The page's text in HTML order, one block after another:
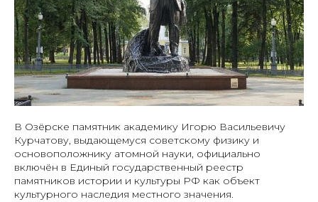
В Озёрске памятник академику Игорю Васильевичу
Курчатову, выдающемуся советскому физику и
основоположнику атомной науки, официально
включён в Единый государственный реестр
памятников истории и культуры РФ как объект
культурного наследия местного значения.